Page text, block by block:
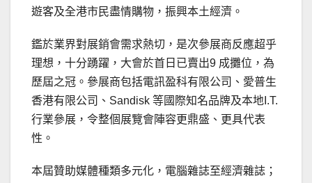
遊客及全港市民盡情購物，振興本土經濟。
鑑於業界對展銷會需求熱切，是次參展商反應超乎
理想，十分踴躍，大會於首日已賣出9 成攤位，為
歷屆之冠。參展商包括電訊盈科有限公司、愛普生
香港有限公司、Sandisk 等國際知名品牌及本地I.T.
行業參展，令整個展覽會陣容更鼎盛、更具代表
性。
本屆贊助媒體種類多元化，電腦雜誌至經濟雜誌；